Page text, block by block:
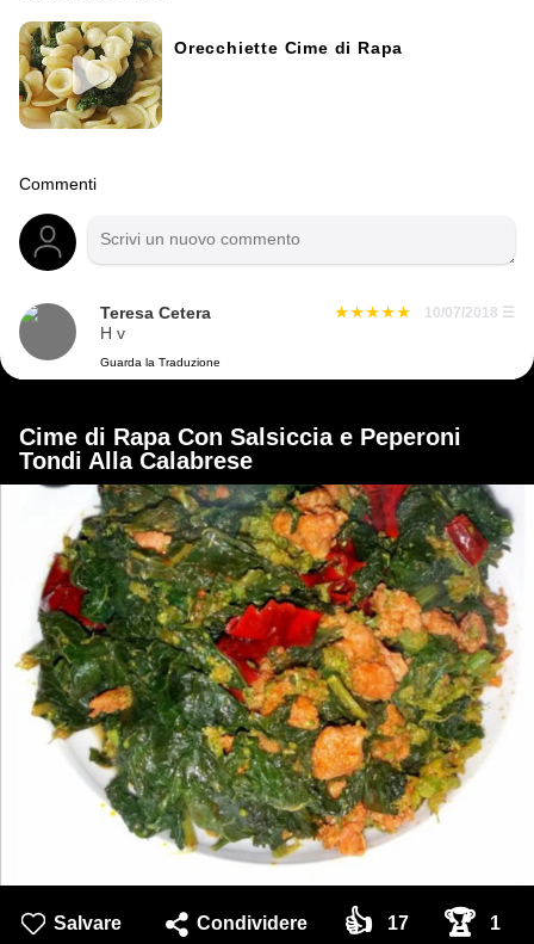
Orecchiette Cime di Rapa
Commenti
Teresa Cetera 10/07/2018 ☰
H v
Guarda la Traduzione
Cime di Rapa Con Salsiccia e Peperoni
Tondi Alla Calabrese
Salvare Condividere 👍 17 🏆 1